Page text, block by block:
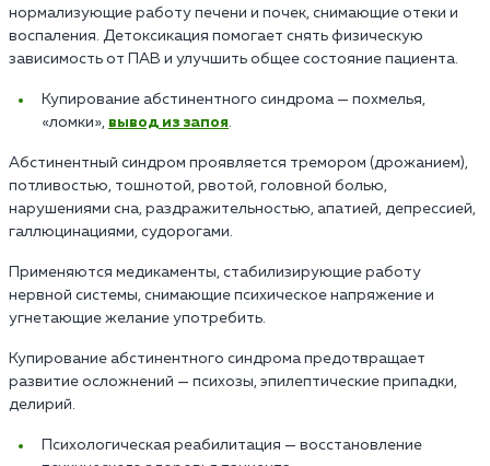
нормализующие работу печени и почек, снимающие отеки и
воспаления. Детоксикация помогает снять физическую
зависимость от ПАВ и улучшить общее состояние пациента.
Купирование абстинентного синдрома — похмелья,
«ломки», вывод из запоя.
Абстинентный синдром проявляется тремором (дрожанием),
потливостью, тошнотой, рвотой, головной болью,
нарушениями сна, раздражительностью, апатией, депрессией,
галлюцинациями, судорогами.
Применяются медикаменты, стабилизирующие работу
нервной системы, снимающие психическое напряжение и
угнетающие желание употребить.
Купирование абстинентного синдрома предотвращает
развитие осложнений — психозы, эпилептические припадки,
делирий.
Психологическая реабилитация — восстановление